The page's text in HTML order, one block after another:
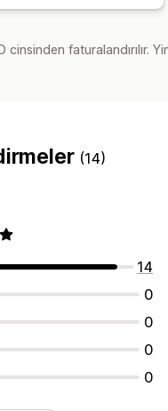
cinsinden faturalandırılır.
(14)
14
0
0
0
0